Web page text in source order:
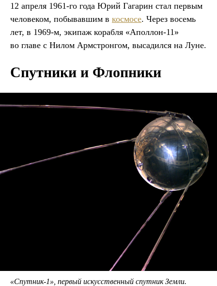
12 апреля 1961-го года Юрий Гагарин стал первым
человеком, побывавшим в космосе. Через восемь
лет, в 1969-м, экипаж корабля «Аполлон-11»
во главе с Нилом Армстронгом, высадился на Луне.
Спутники и Флопники
«Спутник-1», первый искусственный спутник Земли.